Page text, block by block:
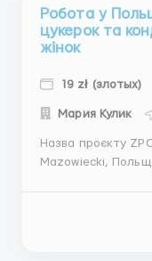
Робота у
цукерок та
жінок
19 zł (злотых)
Мария Кулик
Назва проєкту ZPC Milanówek Локація Grodzisk
Mazowiecki, Польща Milanówek (біля Варшави)
кондитерських